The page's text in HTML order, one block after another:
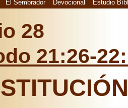
El Sembrador Devocional Estudio
28
21:26-